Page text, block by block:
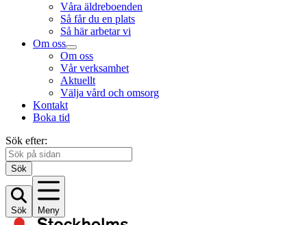
Våra äldreboenden
Så får du en plats
Så här arbetar vi
Om oss
Om oss
Vår verksamhet
Aktuellt
Välja vård och omsorg
Kontakt
Boka tid
Sök efter:
Sök
Sök Meny